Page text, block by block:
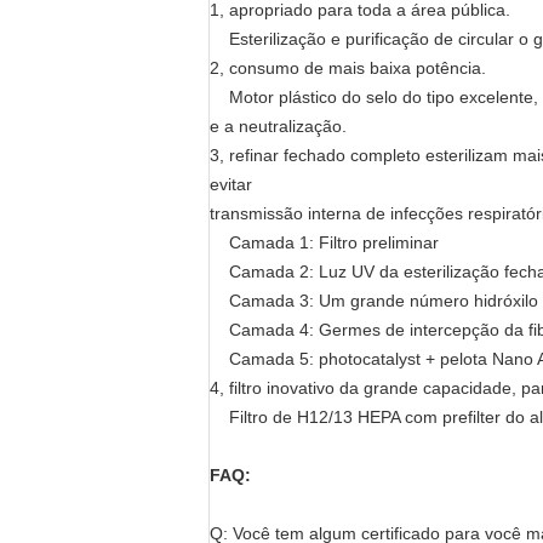
1, apropriado para toda a área pública.
Esterilização e purificação de circular o
2, consumo de mais baixa potência.
Motor plástico do selo do tipo excelente,
e a neutralização.
3, refinar fechado completo esterilizam
evitar
transmissão interna de infecções
Camada 1: Filtro preliminar
Camada 2: Luz UV da esterilização
Camada 3: Um grande número hidróxilo
Camada 4: Germes de intercepção da
Camada 5: photocatalyst + pelota Nano
4, filtro inovativo da grande capacidade,
Filtro de H12/13 HEPA com prefilter do
FAQ:
Q: Você tem algum certificado para você